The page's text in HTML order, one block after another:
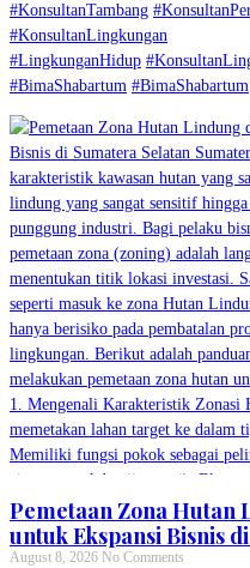
#KonsultanTambang
#KonsultanLingkungan
#LingkunganHidup
#BimaShabartum #BimaShabartum
Pemetaan Zona Hutan
untuk Ekspansi Bisnis
August 8, 2026 No Comments